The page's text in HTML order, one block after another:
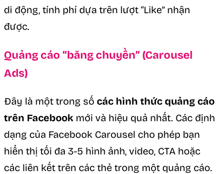
di động, tính phí dựa trên lượt “Like” nhận
được.
Quảng cáo “băng chuyền” (Carousel
Ads)
Đây là một trong số các hình thức quảng cáo
trên Facebook mới và hiệu quả nhất. Các định
dạng của Facebook Carousel cho phép bạn
hiển thị tối đa 3-5 hình ảnh, video, CTA hoặc
các liên kết trên các thẻ trong một quảng cáo.